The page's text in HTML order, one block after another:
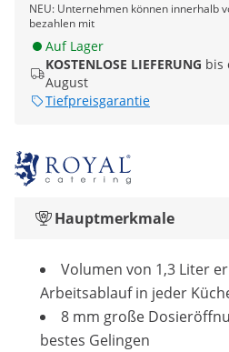
NEU: Unternehmen können innerhalb
bezahlen mit
Auf Lager
KOSTENLOSE LIEFERUNG bis
August
Tiefpreisgarantie
Hauptmerkmale
Volumen von 1,3 Liter
Arbeitsablauf in jeder
8 mm große
bestes Gelingen